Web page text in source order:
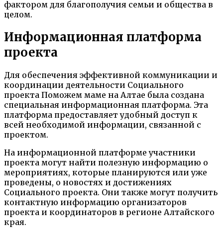
фактором для благополучия семьи и общества в
целом.
Информационная платформа
проекта
Для обеспечения эффективной коммуникации и
координации деятельности Социального
проекта Поможем маме на Алтае была создана
специальная информационная платформа. Эта
платформа предоставляет удобный доступ к
всей необходимой информации, связанной с
проектом.
На информационной платформе участники
проекта могут найти полезную информацию о
мероприятиях, которые планируются или уже
проведены, о новостях и достижениях
Социального проекта. Они также могут получить
контактную информацию организаторов
проекта и координаторов в регионе Алтайского
края.